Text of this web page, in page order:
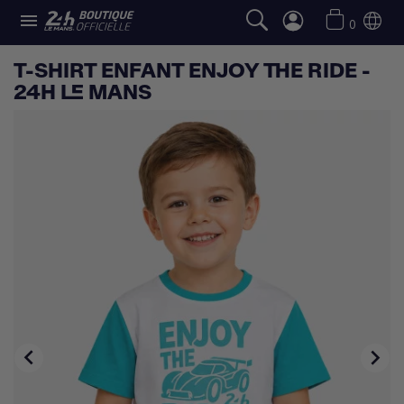
 0
T-SHIRT ENFANT ENJOY THE RIDE -
24H LE MANS
 